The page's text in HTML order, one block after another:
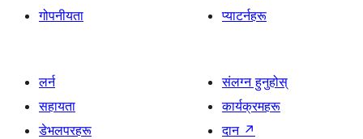
गोपनीयता
प्याटर्नहरू
लर्न
सहायता
डेभलपरहरू
संलग्न हुनुहोस्
कार्यक्रमहरू
दान ↗